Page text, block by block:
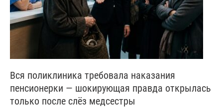
Вся поликлиника требовала наказания
пенсионерки — шокирующая правда открылась
только после слёз медсестры